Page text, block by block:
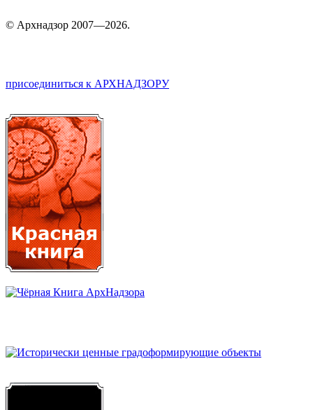
© Архнадзор 2007—2026.
присоединиться к АРХНАДЗОРУ